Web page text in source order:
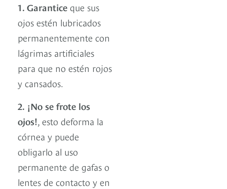
1. Garantice que sus
ojos estén lubricados
permanentemente con
lágrimas artificiales
para que no estén rojos
y cansados.
2. ¡No se frote los
ojos!, esto deforma la
córnea y puede
obligarlo al uso
permanente de gafas o
lentes de contacto y en